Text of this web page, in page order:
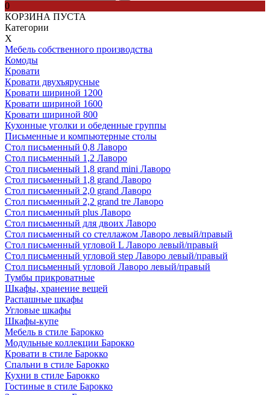
0
КОРЗИНА ПУСТА
Категории
Х
Мебель собственного производства
Комоды
Кровати
Кровати двухъярусные
Кровати шириной 1200
Кровати шириной 1600
Кровати шириной 800
Кухонные уголки и обеденные группы
Письменные и компьютерные столы
Стол письменный 0,8 Лаворо
Стол письменный 1,2 Лаворо
Стол письменный 1,8 grand mini Лаворо
Стол письменный 1,8 grand Лаворо
Стол письменный 2,0 grand Лаворо
Стол письменный 2,2 grand tre Лаворо
Стол письменный plus Лаворо
Стол письменный для двоих Лаворо
Стол письменный со стеллажом Лаворо левый/правый
Стол письменный угловой L Лаворо левый/правый
Стол письменный угловой step Лаворо левый/правый
Стол письменный угловой Лаворо левый/правый
Тумбы прикроватные
Шкафы, хранение вещей
Распашные шкафы
Угловые шкафы
Шкафы-купе
Мебель в стиле Барокко
Модульные коллекции Барокко
Кровати в стиле Барокко
Спальни в стиле Барокко
Кухни в стиле Барокко
Гостиные в стиле Барокко